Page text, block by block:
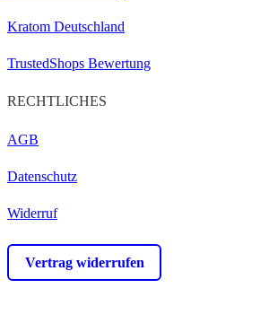
Kratom Deutschland
TrustedShops Bewertung
RECHTLICHES
AGB
Datenschutz
Widerruf
Vertrag widerrufen